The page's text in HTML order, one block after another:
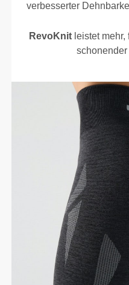
verbesserter
RevoKnitleistet mehr,